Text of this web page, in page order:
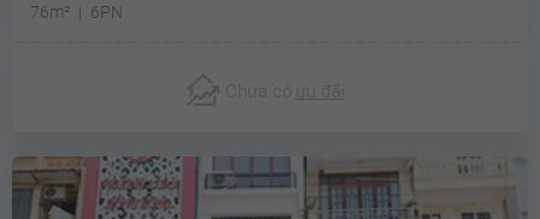
76m²
6PN
Chưa có ưu đãi